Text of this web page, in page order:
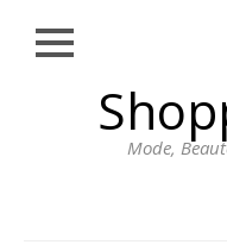
Mode,
Close